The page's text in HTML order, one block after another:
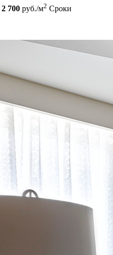
2 700 руб./м2 Сроки